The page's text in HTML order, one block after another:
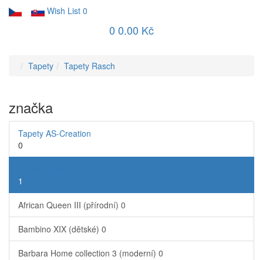
Wish List 0
0 0.00 Kč
Tapety Tapety Rasch
značka
Tapety AS-Creation
0
1
African Queen III (přírodní) 0
Bambino XIX (dětské) 0
Barbara Home collection 3 (moderní) 0